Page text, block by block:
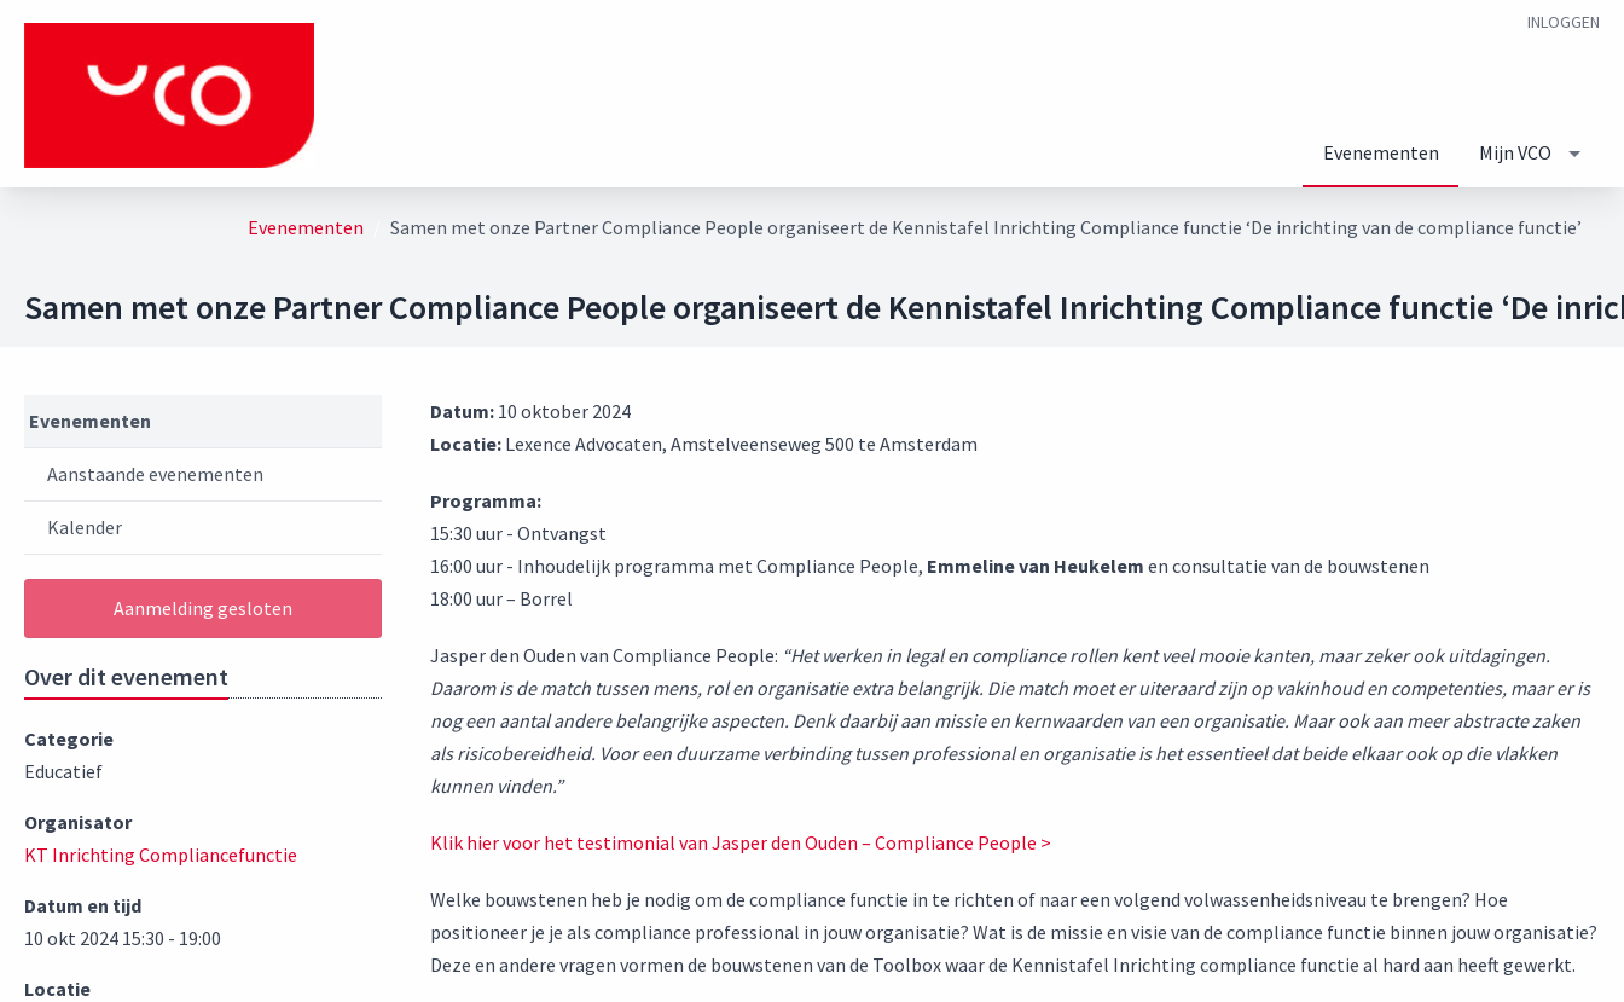
INLOGGEN
Evenementen Mijn VCO
Evenementen Samen met onze Partner Compliance People organiseert de Kennistafel Inrichting Compliance functie ‘De inrichting van de compliance functie’
Samen met onze Partner Compliance People organiseert de Kennistafel Inrichting Compliance functie ‘De
Evenementen
Aanstaande evenementen
Kalender
Aanmelding gesloten
Over dit evenement
Categorie
Educatief
Organisator
KT Inrichting Compliancefunctie
Datum en tijd
10 okt 2024 15:30 - 19:00
Locatie
Datum: 10 oktober 2024
Locatie: Lexence Advocaten, Amstelveenseweg 500 te Amsterdam
Programma:
15:30 uur - Ontvangst
16:00 uur - Inhoudelijk programma met Compliance People, Emmeline van Heukelem en consultatie van de bouwstenen
18:00 uur – Borrel
Jasper den Ouden van Compliance People: “Het werken in legal en compliance rollen kent veel mooie kanten, maar zeker ook uitdagingen.
Daarom is de match tussen mens, rol en organisatie extra belangrijk. Die match moet er uiteraard zijn op vakinhoud en competenties, maar er is
nog een aantal andere belangrijke aspecten. Denk daarbij aan missie en kernwaarden van een organisatie. Maar ook aan meer abstracte zaken
als risicobereidheid. Voor een duurzame verbinding tussen professional en organisatie is het essentieel dat beide elkaar ook op die vlakken
kunnen vinden.”
Klik hier voor het testimonial van Jasper den Ouden – Compliance People >
Welke bouwstenen heb je nodig om de compliance functie in te richten of naar een volgend volwassenheidsniveau te brengen? Hoe
positioneer je je als compliance professional in jouw organisatie? Wat is de missie en visie van de compliance functie binnen jouw organisatie?
Deze en andere vragen vormen de bouwstenen van de Toolbox waar de Kennistafel Inrichting compliance functie al hard aan heeft gewerkt.